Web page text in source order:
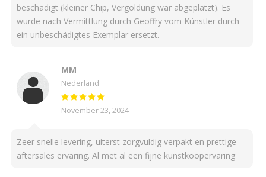
beschädigt (kleiner Chip, Vergoldung war abgeplatzt). Es
wurde nach Vermittlung durch Geoffry vom Künstler durch
ein unbeschädigtes Exemplar ersetzt.
MM
Nederland
November 23, 2024
Zeer snelle levering, uiterst zorgvuldig verpakt en prettige
aftersales ervaring. Al met al een fijne kunstkoopervaring